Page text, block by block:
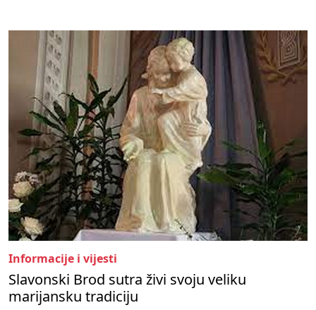
Informacije i vijesti
Slavonski Brod sutra živi svoju veliku
marijansku tradiciju